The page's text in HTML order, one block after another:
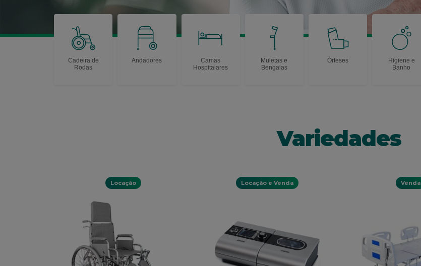
Cadeira de
Rodas
Andadores
Camas
Hospitalares
Muletas e
Bengalas
Órteses
Higiene e
Banho
Variedades
Locação Locação e Venda Venda